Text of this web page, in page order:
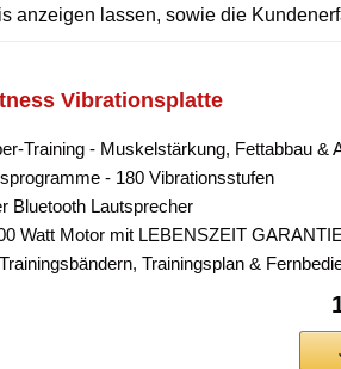
anzeigen lassen, sowie die
Vibrationsplatte
Training - Muskelstärkung, Fettabbau &
- 180 Vibrationsstufen
Bluetooth Lautsprecher
Watt Motor mit LEBENSZEIT GARANTIE
Trainingsplan &